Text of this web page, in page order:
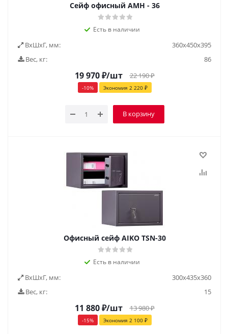
Сейф офисный AMH - 36
Есть в наличии
ВxШxГ, мм:
360х450х395
Вес, кг:
86
19 970₽/шт 22 190₽
-10% Экономия 2 220₽
В корзину
Офисный сейф AIKO ТSN-30
Есть в наличии
ВxШxГ, мм:
300х435х360
Вес, кг:
15
11 880₽/шт 13 980₽
-15% Экономия 2 100₽